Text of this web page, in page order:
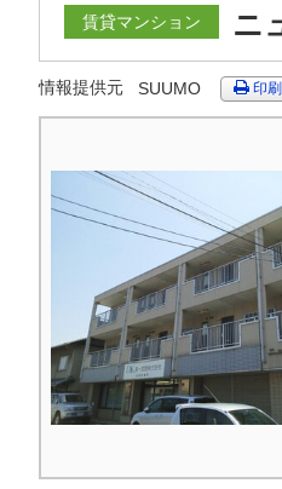
賃貸マンション ニ
情報提供元 SUUMO 印